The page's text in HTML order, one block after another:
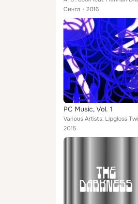
Сингл
2016
PC Music, Vol. 1
2015